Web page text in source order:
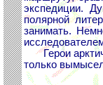
экспедиции.
полярной
занимать.
Герои
только